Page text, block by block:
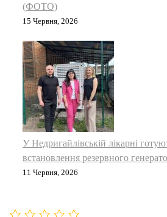
(ФОТО)
15 Червня, 2026
У Недригайлівській лікарні
встановлення резервного
11 Червня, 2026